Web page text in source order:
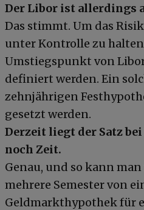
Der Libor ist allerdings
Das stimmt. Um das
unter Kontrolle zu
Umstiegspunkt von
definiert werden. Ein
zehnjährigen
gesetzt werden.
Derzeit liegt der Satz
noch Zeit.
Genau, und so kann
mehrere Semester von
Geldmarkthypothek für